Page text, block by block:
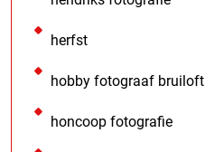
herfst
hobby fotograaf bruiloft
honcoop fotografie